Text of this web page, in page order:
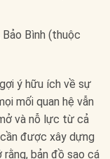
Bình (thuộc
ý hữu ích về sự
mối quan hệ vẫn
và nỗ lực từ cả
được xây dựng
rằng, bản đồ sao cá